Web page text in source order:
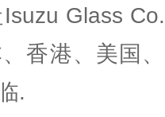
Glass
香港、美国
.